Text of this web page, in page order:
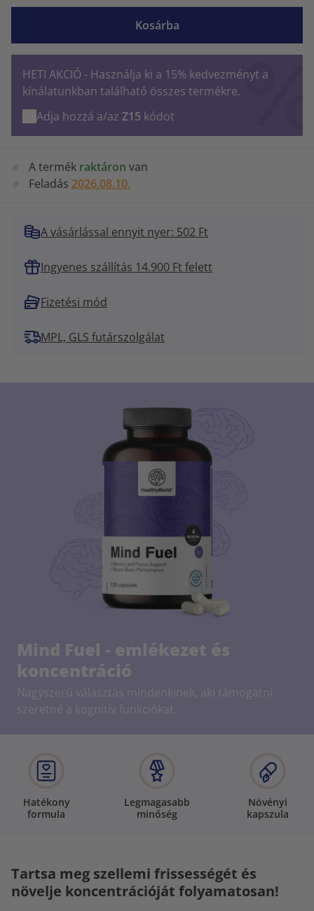
Kosárba
HETI AKCIÓ - Használja ki a 15% kedvezményt a
kínálatunkban található összes termékre.
Adja hozzá a/az Z15 kódot
A termék raktáron van
Feladás 2026.08.10.
A vásárlással ennyit nyer: 502 Ft
Ingyenes szállítás 14.900 Ft felett
Fizetési mód
MPL, GLS futárszolgálat
Mind Fuel - emlékezet és
koncentráció
Nagyszerű választás mindenkinek, aki támogatni
szeretné a kognitív funkciókat.
Hatékony
formula
Legmagasabb
minőség
Növényi
kapszula
Tartsa meg szellemi frissességét és
növelje koncentrációját folyamatosan!